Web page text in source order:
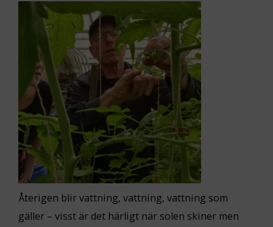
Återigen blir vattning, vattning, vattning som
gäller – visst är det härligt när solen skiner men